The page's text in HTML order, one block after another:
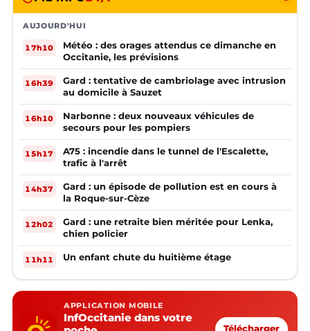
AUJOURD'HUI
17h10
Météo : des orages attendus ce dimanche en
Occitanie, les prévisions
16h39
Gard : tentative de cambriolage avec intrusion
au domicile à Sauzet
16h10
Narbonne : deux nouveaux véhicules de
secours pour les pompiers
15h17
A75 : incendie dans le tunnel de l'Escalette,
trafic à l'arrêt
14h37
Gard : un épisode de pollution est en cours à
la Roque-sur-Cèze
12h02
Gard : une retraite bien méritée pour Lenka,
chien policier
11h11 Un enfant chute du huitième étage
APPLICATION MOBILE
InfOccitanie dans votre
Télécharger